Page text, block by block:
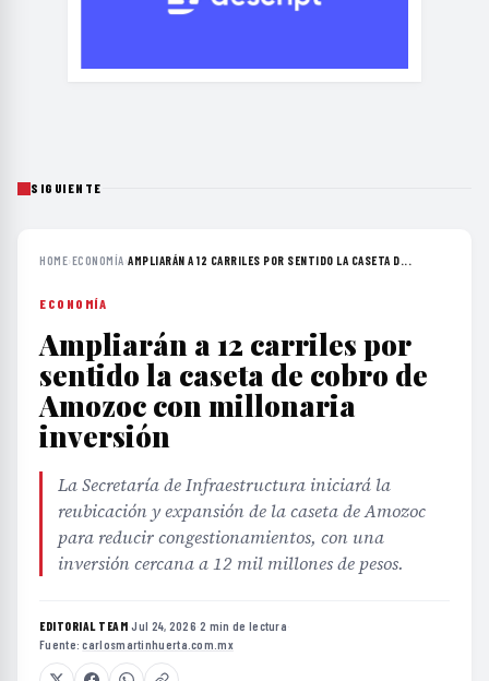
SIGUIENTE
HOME›ECONOMÍA›AMPLIARÁN A 12 CARRILES POR SENTIDO LA CASETA D...
ECONOMÍA
Ampliarán a 12 carriles por
sentido la caseta de cobro de
Amozoc con millonaria
inversión
La Secretaría de Infraestructura iniciará la
reubicación y expansión de la caseta de Amozoc
para reducir congestionamientos, con una
inversión cercana a 12 mil millones de pesos.
EDITORIAL TEAM·Jul 24, 2026·2 min de lectura·
Fuente:carlosmartinhuerta.com.mx